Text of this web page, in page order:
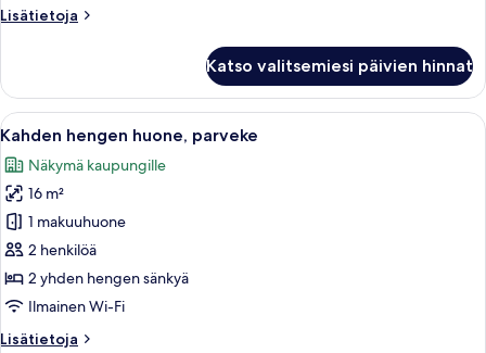
Lisätietoja
Lisätietoja
standard-
huone
Katso valitsemiesi päivien hinnat
Avaa
kaikki
huonetyypin
Kahden
hengen
huone,
parveke
kuvat
Parvekkeella on rottinkituoleja ja
14
Kahden hengen huone, parveke
Näkymä kaupungille
16 m²
1 makuuhuone
2 henkilöä
2 yhden hengen sänkyä
Ilmainen Wi-Fi
Lisätietoja
Lisätietoja